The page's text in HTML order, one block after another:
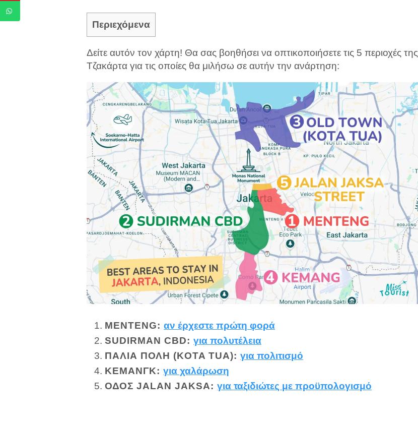
Περιεχόμενα
Δείτε αυτόν τον χάρτη! Θα σας βοηθήσει να οπτικοποιήσετε τις 5 περιοχές της
Τζακάρτα για τις οποίες θα μιλήσω σε αυτήν την ανάρτηση:
MENTENG:αν έρχεστε πρώτη φορά
SUDIRMAN CBD:για πολυτέλεια
ΠΑΛΙΆ ΠΌΛΗ (KOTA TUA):για πολιτισμό
ΚΕΜΆΝΓΚ:για χαλάρωση
ΟΔΌΣ JALAN JAKSA:για ταξιδιώτες με προϋπολογισμό